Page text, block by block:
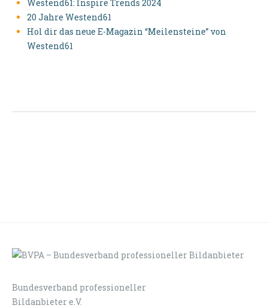
Westend61: Inspire Trends 2024
20 Jahre Westend61
Hol dir das neue E-Magazin “Meilensteine” von
Westend61
Bundesverband professioneller
Bildanbieter e.V.